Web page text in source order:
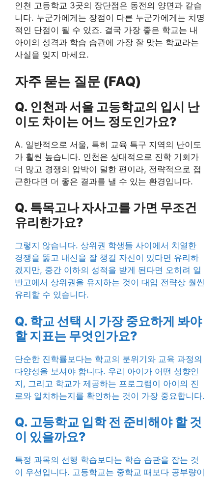
인천 고등학교 3곳의 장단점은 동전의 양면과 같습
니다. 누군가에게는 장점이 다른 누군가에게는 치명
적인 단점이 될 수 있죠. 결국 가장 좋은 학교는 내
아이의 성격과 학습 습관에 가장 잘 맞는 학교라는
사실을 잊지 마세요.
자주 묻는 질문 (FAQ)
Q. 인천과 서울 고등학교의 입시 난
이도 차이는 어느 정도인가요?
A. 일반적으로 서울, 특히 교육 특구 지역의 난이도
가 훨씬 높습니다. 인천은 상대적으로 진학 기회가
더 많고 경쟁의 압박이 덜한 편이라, 전략적으로 접
근한다면 더 좋은 결과를 낼 수 있는 환경입니다.
Q. 특목고나 자사고를 가면 무조건
유리한가요?
그렇지 않습니다. 상위권 학생들 사이에서 치열한
경쟁을 뚫고 내신을 잘 챙길 자신이 있다면 유리하
겠지만, 중간 이하의 성적을 받게 된다면 오히려 일
반고에서 상위권을 유지하는 것이 대입 전략상 훨씬
유리할 수 있습니다.
Q. 학교 선택 시 가장 중요하게 봐야
할 지표는 무엇인가요?
단순한 진학률보다는 학교의 분위기와 교육 과정의
다양성을 보셔야 합니다. 우리 아이가 어떤 성향인
지, 그리고 학교가 제공하는 프로그램이 아이의 진
로와 일치하는지를 확인하는 것이 가장 중요합니다.
Q. 고등학교 입학 전 준비해야 할 것
이 있을까요?
특정 과목의 선행 학습보다는 학습 습관을 잡는 것
이 우선입니다. 고등학교는 중학교 때보다 공부량이